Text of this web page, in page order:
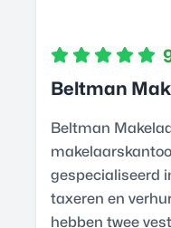
Beltman
Beltman
gespecialiseerd
taxeren en
hebben twee